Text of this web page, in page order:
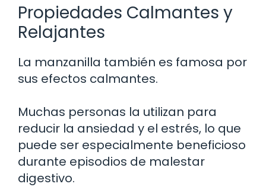
Propiedades Calmantes y
Relajantes
La manzanilla también es famosa por
sus efectos calmantes.
Muchas personas la utilizan para
reducir la ansiedad y el estrés, lo que
puede ser especialmente beneficioso
durante episodios de malestar
digestivo.